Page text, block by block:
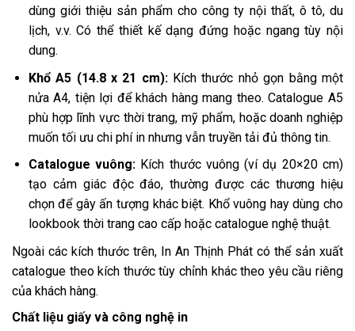
dùng giới thiệu sản phẩm cho công ty nội thất, ô tô, du
lịch, v.v. Có thể thiết kế dạng đứng hoặc ngang tùy nội
dung.
Khổ A5 (14.8 x 21 cm):Kích thước nhỏ gọn bằng một
nửa A4, tiện lợi để khách hàng mang theo. Catalogue A5
phù hợp lĩnh vực thời trang, mỹ phẩm, hoặc doanh nghiệp
muốn tối ưu chi phí in nhưng vẫn truyền tải đủ thông tin.
Catalogue vuông: Kích thước vuông (ví dụ 20×20 cm)
tạo cảm giác độc đáo, thường được các thương hiệu
chọn để gây ấn tượng khác biệt. Khổ vuông hay dùng cho
lookbook thời trang cao cấp hoặc catalogue nghệ thuật.
Ngoài các kích thước trên, In An Thịnh Phát có thể sản xuất
catalogue theo kích thước tùy chỉnh khác theo yêu cầu riêng
của khách hàng.
Chất liệu giấy và công nghệ in